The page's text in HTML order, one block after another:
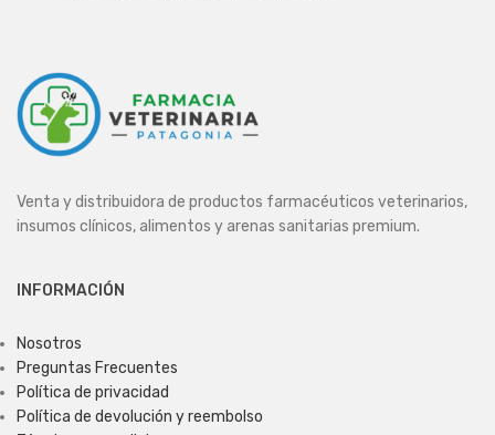
Venta y distribuidora de productos farmacéuticos veterinarios,
insumos clínicos, alimentos y arenas sanitarias premium.
INFORMACIÓN
Nosotros
Preguntas Frecuentes
Política de privacidad
Política de devolución y reembolso